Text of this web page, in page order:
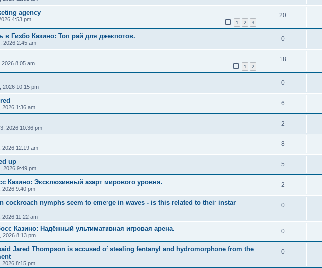
agency
4:53 pm 1 2 3
20
в Гизбо Казино: Топ рай для джекпотов.
2026 2:45 am
0
2026 8:05 am 1 2
18
2026 10:15 pm
0
2026 1:36 am
6
2026 10:36 pm
2
2026 12:19 am
8
up
2026 9:49 pm
5
Казино: Эксклюзивный азарт мирового уровня.
2026 9:40 pm
2
cockroach nymphs seem to emerge in waves - is this related to their instar
2026 11:22 am
0
Казино: Надёжный ультимативная игровая арена.
2026 8:13 pm
0
Jared Thompson is accused of stealing fentanyl and hydromorphone from the
2026 8:15 pm
0